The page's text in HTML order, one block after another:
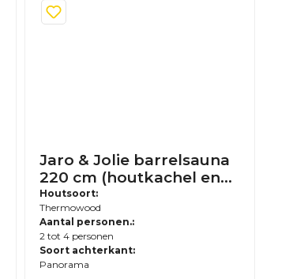
Jaro & Jolie barrelsauna
220 cm (houtkachel en
panorama achterwand) -
Thermowood - inclusief
dakshingles en elzen
vloer
Houtsoort:
Thermowood
Aantal personen.:
2 tot 4 personen
Soort achterkant:
Panorama